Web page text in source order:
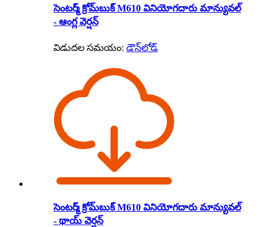
సెంటర్మ్ క్రోమ్‌బుక్ M610 వినియోగదారు మాన్యువల్
- ఆంగ్ల వెర్షన్
విడుదల సమయం: డౌన్‌లోడ్
సెంటర్మ్ క్రోమ్‌బుక్ M610 వినియోగదారు మాన్యువల్
- థాయ్ వెర్షన్